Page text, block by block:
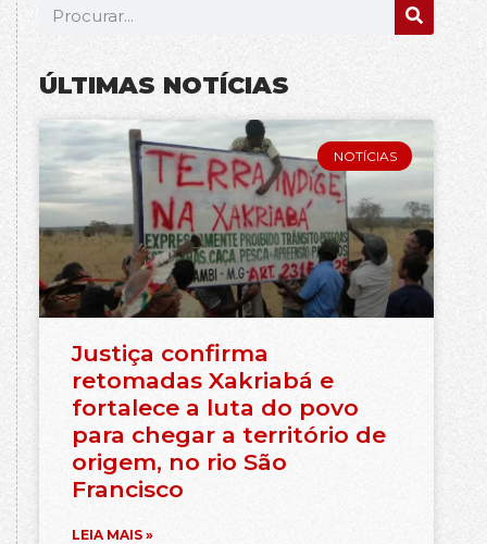
ÚLTIMAS NOTÍCIAS
NOTÍCIAS
Justiça confirma
retomadas Xakriabá e
fortalece a luta do povo
para chegar a território de
origem, no rio São
Francisco
LEIA MAIS »